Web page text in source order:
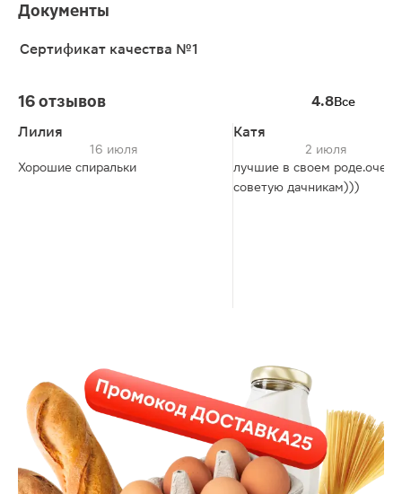
Документы
Сертификат качества №1
16 отзывов 4.8Все
Лилия
16 июля
Хорошие спиральки
Катя
2 июля
лучшие в своем роде.очень
советую дачникам)))